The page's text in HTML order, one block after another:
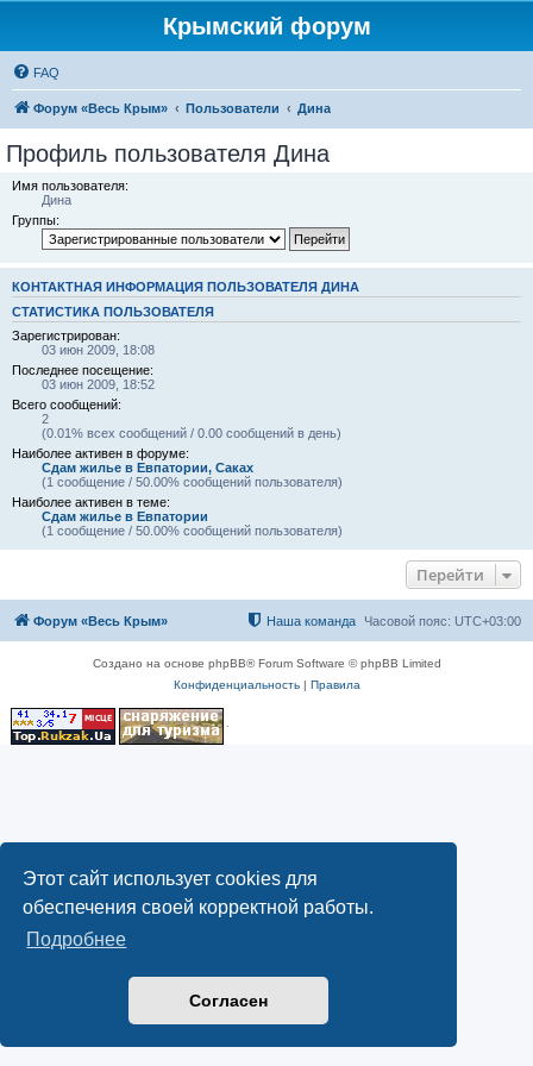
Этот сайт использует cookies для
обеспечения своей корректной работы.
Подробнее
Согласен
Крымский форум
FAQ
Форум «Весь Крым» Пользователи Дина
Профиль пользователя Дина
Имя пользователя:
Дина
Группы:
КОНТАКТНАЯ ИНФОРМАЦИЯ ПОЛЬЗОВАТЕЛЯ ДИНА
СТАТИСТИКА ПОЛЬЗОВАТЕЛЯ
Зарегистрирован:
03 июн 2009, 18:08
Последнее посещение:
03 июн 2009, 18:52
Всего сообщений:
2
(0.01% всех сообщений / 0.00 сообщений в день)
Наиболее активен в форуме:
Сдам жилье в Евпатории, Саках
(1 сообщение / 50.00% сообщений пользователя)
Наиболее активен в теме:
Сдам жилье в Евпатории
(1 сообщение / 50.00% сообщений пользователя)
Перейти
Форум «Весь Крым» Часовой пояс: UTC+03:00
Наша команда
Создано на основе phpBB® Forum Software © phpBB Limited
Конфиденциальность| Правила